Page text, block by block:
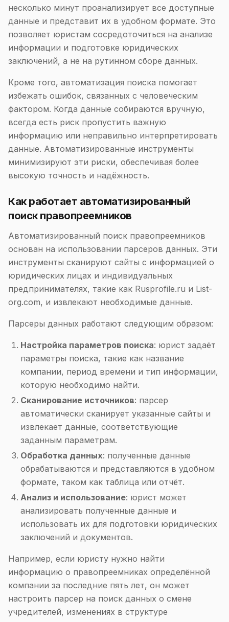
несколько минут проанализирует все доступные
данные и представит их в удобном формате. Это
позволяет юристам сосредоточиться на анализе
информации и подготовке юридических
заключений, а не на рутинном сборе данных.
Кроме того, автоматизация поиска помогает
избежать ошибок, связанных с человеческим
фактором. Когда данные собираются вручную,
всегда есть риск пропустить важную
информацию или неправильно интерпретировать
данные. Автоматизированные инструменты
минимизируют эти риски, обеспечивая более
высокую точность и надёжность.
Как работает автоматизированный
поиск правопреемников
Автоматизированный поиск правопреемников
основан на использовании парсеров данных. Эти
инструменты сканируют сайты с информацией о
юридических лицах и индивидуальных
предпринимателях, такие как Rusprofile.ru и List-
org.com, и извлекают необходимые данные.
Парсеры данных работают следующим образом:
Настройка параметров поиска: юрист задаёт
параметры поиска, такие как название
компании, период времени и тип информации,
которую необходимо найти.
Сканирование источников: парсер
автоматически сканирует указанные сайты и
извлекает данные, соответствующие
заданным параметрам.
Обработка данных: полученные данные
обрабатываются и представляются в удобном
формате, таком как таблица или отчёт.
Анализ и использование: юрист может
анализировать полученные данные и
использовать их для подготовки юридических
заключений и документов.
Например, если юристу нужно найти
информацию о правопреемниках определённой
компании за последние пять лет, он может
настроить парсер на поиск данных о смене
учредителей, изменениях в структуре